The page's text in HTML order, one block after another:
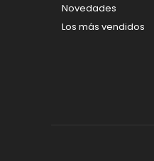
Novedades
Los más vendidos